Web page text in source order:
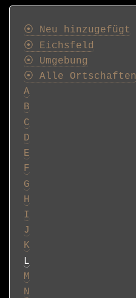
Postkarten
⦿ Neu hinzugefügt
⦿ Eichsfeld
⦿ Umgebung
⦿ Alle Ortschaften
A
B
C
D
E
F
G
H
I
J
K
L
M
N